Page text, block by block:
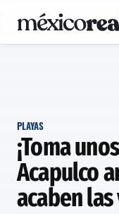
PLAYAS
¡Toma
Acapulco
acaben